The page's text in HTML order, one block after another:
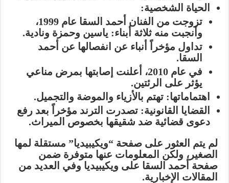
الحياة الشخصية:
تزوجت من الفنان أحمد السقا عام 1999،
وأنجبت منه ثلاثة أبناء: ياسين وحمزة ونادية.
تداول مؤخراً أنباء عن انفصالها عن أحمد
السقا.
في عام 2010، أعلنت إصابتها بمرض مناعي
يؤثر على الرئتين.
اهتماماتها: تهتم بالأزياء والموضة والتجميل.
القضايا القانونية: تصدرت الترند مؤخراً بعد رفع
دعوى قضائية ضد شقيقها بخصوص الميراث.
لم يتم العثور على صفحة “ويكيبيديا” مستقلة لمها
الصغير، ولكن المعلومات عنها متوفرة ضمن
صفحة أحمد السقا على ويكيبيديا وفي العديد من
المقالات الإخبارية.